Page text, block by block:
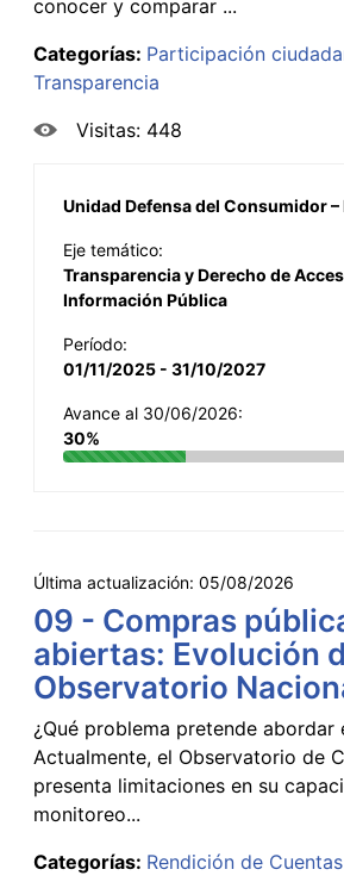
conocer y comparar ...
Categorías: Participación
Transparencia
Visitas: 448
Unidad Defensa del Consumidor –
Eje temático:
Transparencia y Derecho de
Información Pública
Período:
01/11/2025 - 31/10/2027
Avance al 30/06/2026:
30%
Última actualización: 05/08/2026
09 - Compras
abiertas: Evolución
Observatorio
¿Qué problema pretende abordar
Actualmente, el Observatorio de
presenta limitaciones en su
monitoreo...
Categorías: Rendición de Cuentas